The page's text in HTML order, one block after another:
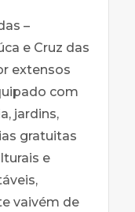
–
e Cruz das
extensos
com
jardins,
gratuitas
e
vaivém de